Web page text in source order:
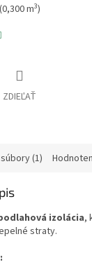
(0,300 m3)
ZDIEĽAŤ
(1)
izolácia,
straty.